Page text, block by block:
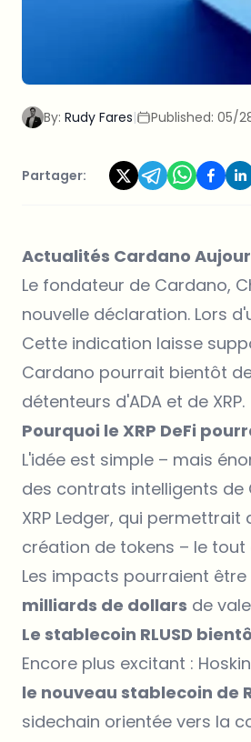
By: Rudy Fares| Published: 05/
Partager:
Actualités Cardano
Le fondateur de Cardano,
nouvelle déclaration. Lors
Cette indication laisse
Cardano pourrait bientôt
détenteurs d'ADA et de XRP.
Pourquoi le XRP DeFi
L'idée est simple – mais
des contrats intelligents de
XRP Ledger, qui
création de tokens – le
Les impacts pourraient
milliards de dollars de
Le stablecoin RLUSD
Encore plus excitant :
le nouveau stablecoin de
sidechain orientée vers la